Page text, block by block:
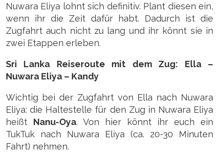
Nuwara Eliya lohnt sich definitiv. Plant diesen ein,
wenn ihr die Zeit dafür habt. Dadurch ist die
Zugfahrt auch nicht zu lang und ihr könnt sie in
zwei Etappen erleben.
Sri Lanka Reiseroute mit dem Zug: Ella –
Nuwara Eliya – Kandy
Wichtig bei der Zugfahrt von Ella nach Nuwara
Eliya: die Haltestelle für den Zug in Nuwara Eliya
heißt Nanu-Oya. Von hier könnt ihr euch ein
TukTuk nach Nuwara Eliya (ca. 20-30 Minuten
Fahrt) nehmen.